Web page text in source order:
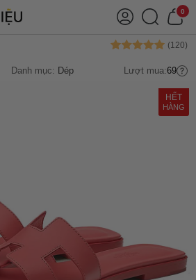
0
Danh mục: Dép Lượt mua:69
HẾT
HÀNG